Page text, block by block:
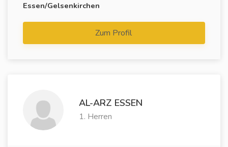
Essen/Gelsenkirchen
Zum Profil
AL-ARZ ESSEN
1. Herren